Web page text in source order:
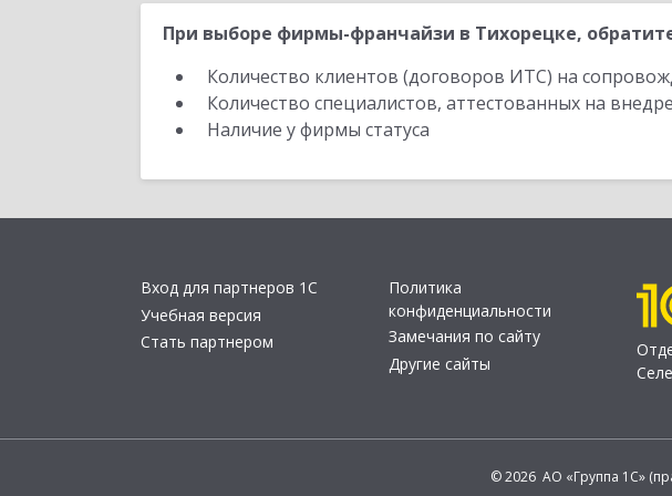
При выборе фирмы-франчайзи в Тихорецке,
Количество клиентов (договоров ИТС) на
Количество специалистов, аттестованных на
Наличие у фирмы статуса
Вход для партнеров 1С
Учебная версия
Стать партнером
Политика
конфиденциальности
Замечания по сайту
Другие сайты
© 2026 АО «Группа 1С»